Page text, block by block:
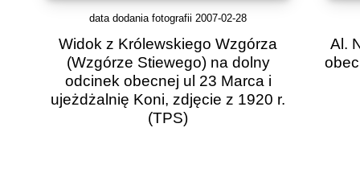
data dodania fotografii 2007-02-28
Widok z Królewskiego Wzgórza
(Wzgórze Stiewego) na dolny
odcinek obecnej ul 23 Marca i
ujeżdżalnię Koni, zdjęcie z 1920 r.
(TPS)
Al.